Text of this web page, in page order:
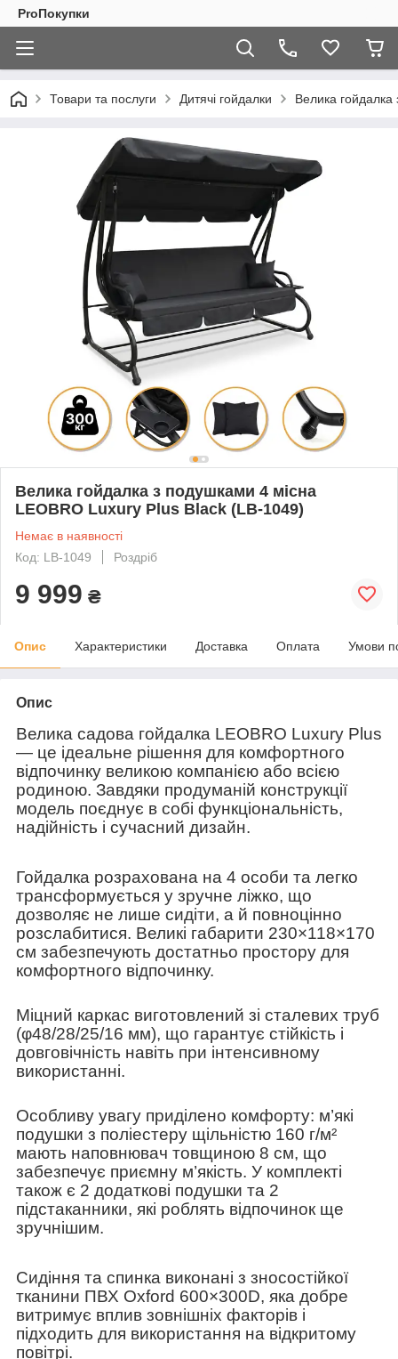
ProПокупки
Товари та послуги Дитячі гойдалки Велика
Велика гойдалка з подушками 4 місна
LEOBRO Luxury Plus Black (LB-1049)
Немає в наявності
Код: LB-1049
Роздріб
9 999 ₴
Опис Характеристики Доставка Оплата Умови
Опис
Велика садова гойдалка LEOBRO Luxury Plus
— це ідеальне рішення для комфортного
відпочинку великою компанією або всією
родиною. Завдяки продуманій конструкції
модель поєднує в собі функціональність,
надійність і сучасний дизайн.
Гойдалка розрахована на 4 особи та легко
трансформується у зручне ліжко, що
дозволяє не лише сидіти, а й повноцінно
розслабитися. Великі габарити 230×118×170
см забезпечують достатньо простору для
комфортного відпочинку.
Міцний каркас виготовлений зі сталевих труб
(φ48/28/25/16 мм), що гарантує стійкість і
довговічність навіть при інтенсивному
використанні.
Особливу увагу приділено комфорту: м’які
подушки з поліестеру щільністю 160 г/м²
мають наповнювач товщиною 8 см, що
забезпечує приємну м’якість. У комплекті
також є 2 додаткові подушки та 2
підстаканники, які роблять відпочинок ще
зручнішим.
Сидіння та спинка виконані з зносостійкої
тканини ПВХ Oxford 600×300D, яка добре
витримує вплив зовнішніх факторів і
підходить для використання на відкритому
повітрі.